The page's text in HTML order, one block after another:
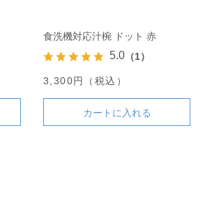
食洗機対応汁椀 ドット 赤
5.0 （1）
3,300円（税込）
カートに入れる